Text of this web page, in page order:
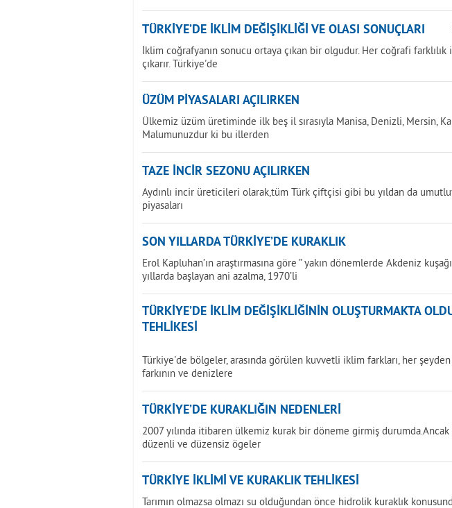
TÜRKİYE’DE İKLİM DEĞİŞİKLİĞİ VE OLASI SONUÇLARI
İklim coğrafyanın sonucu ortaya çıkan bir olgudur. Her coğrafi farklılık
çıkarır. Türkiye'de
ÜZÜM PİYASALARI AÇILIRKEN
Ülkemiz üzüm üretiminde ilk beş il sırasıyla Manisa, Denizli, Mersin,
Malumunuzdur ki bu illerden
TAZE İNCİR SEZONU AÇILIRKEN
Aydınlı incir üreticileri olarak,tüm Türk çiftçisi gibi bu yıldan da
piyasaları
SON YILLARDA TÜRKİYE’DE KURAKLIK
Erol Kapluhan’ın araştırmasına göre ” yakın dönemlerde Akdeniz kuşağı
yıllarda başlayan ani azalma, 1970’li
TÜRKİYE’DE İKLİM DEĞİŞİKLİĞİNİN OLUŞTURMAKTA
TEHLİKESİ
Türkiye'de bölgeler, arasında görülen kuvvetli iklim farkları, her
farkının ve denizlere
TÜRKİYE’DE KURAKLIĞIN NEDENLERİ
2007 yılında itibaren ülkemiz kurak bir döneme girmiş
düzenli ve düzensiz ögeler
TÜRKİYE İKLİMİ VE KURAKLIK TEHLİKESİ
Tarımın olmazsa olmazı su olduğundan önce hidrolik kuraklık